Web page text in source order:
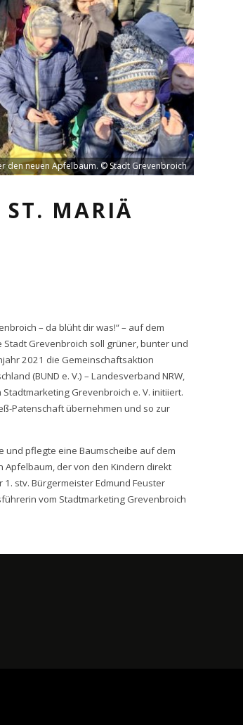
den neuen Apfelbaum. © Stadt Grevenbroich
MARIÄ
– da blüht dir was!“ – auf dem
Grevenbroich soll grüner, bunter und
2021 die Gemeinschaftsaktion
(BUND e. V.) – Landesverband NRW,
Grevenbroich e. V. initiiert.
Patenschaft übernehmen und so zur
und pflegte eine Baumscheibe auf dem
Apfelbaum, der von den Kindern direkt
stv. Bürgermeister Edmund Feuster
vom Stadtmarketing Grevenbroich